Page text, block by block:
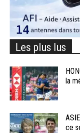
Les plus lus
la
ce